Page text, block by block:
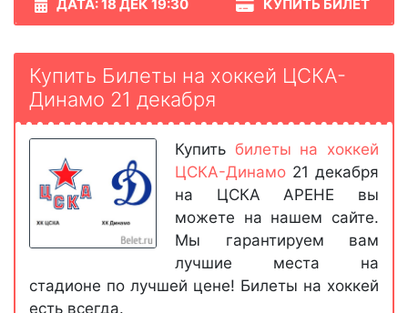
ДАТА: 18 ДЕК 19:30 КУПИТЬ БИЛЕТ
Купить Билеты на хоккей ЦСКА-
Динамо 21 декабря
Купить билеты на хоккей
ЦСКА-Динамо 21 декабря
на ЦСКА АРЕНЕ вы
можете на нашем сайте.
Мы гарантируем вам
лучшие места на
стадионе по лучшей цене! Билеты на хоккей
есть всегда.